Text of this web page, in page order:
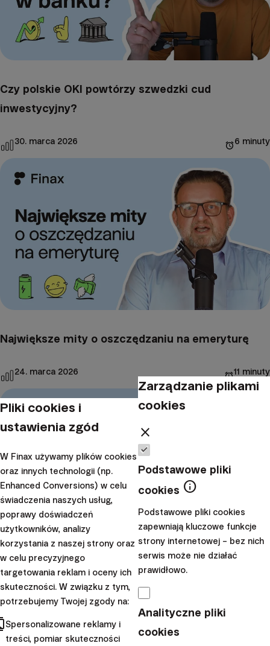
Czy polskie OKI powtórzy szwedzki cud
inwestycyjny?
30. marca 2026 6 minuty
Największe mity o oszczędzaniu na emeryturę
24. marca 2026 11 minuty
12 powodów, żeby mieć Europejską Emeryturę
17. marca 2026
Pliki cookies i
ustawienia zgód
W Finax używamy plików cookies
oraz innych technologii (np.
Enhanced Conversions) w celu
świadczenia naszych usług,
poprawy doświadczeń
użytkowników, analizy
korzystania z naszej strony oraz
w celu precyzyjnego
targetowania reklam i oceny ich
skuteczności. W związku z tym,
potrzebujemy Twojej zgody na:
Spersonalizowane reklamy i
treści, pomiar skuteczności
Zarządzanie plikami
cookies
close
Podstawowe pliki
cookies info
Podstawowe pliki cookies
zapewniają kluczowe funkcje
strony internetowej – bez nich
serwis może nie działać
prawidłowo.
Analityczne pliki
cookies